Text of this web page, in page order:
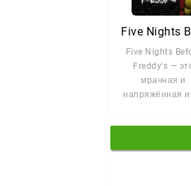
Five Nights
Freddy's —
мрачная и
напряжённая